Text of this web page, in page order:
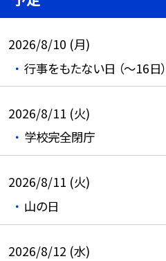
2026/8/10 (月)
行事をもたない日 （～16日）
2026/8/11 (火)
学校完全閉庁
2026/8/11 (火)
山の日
2026/8/12 (水)